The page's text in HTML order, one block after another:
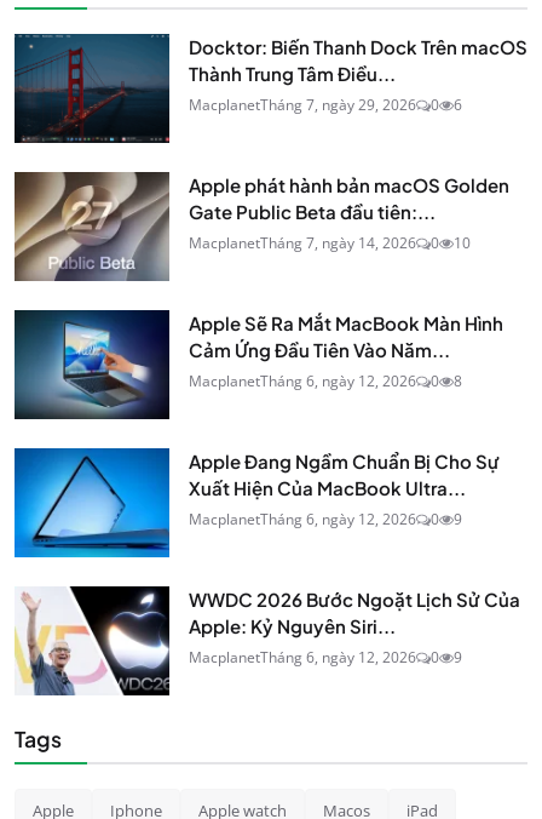
Docktor: Biến Thanh Dock Trên macOS
Thành Trung Tâm Điều...
MacplanetTháng 7, ngày 29, 2026 0 6
Apple phát hành bản macOS Golden
Gate Public Beta đầu tiên:...
MacplanetTháng 7, ngày 14, 2026 0 10
Apple Sẽ Ra Mắt MacBook Màn Hình
Cảm Ứng Đầu Tiên Vào Năm...
MacplanetTháng 6, ngày 12, 2026 0 8
Apple Đang Ngầm Chuẩn Bị Cho Sự
Xuất Hiện Của MacBook Ultra...
MacplanetTháng 6, ngày 12, 2026 0 9
WWDC 2026 Bước Ngoặt Lịch Sử Của
Apple: Kỷ Nguyên Siri...
MacplanetTháng 6, ngày 12, 2026 0 9
Tags
Apple Iphone Apple watch Macos iPad